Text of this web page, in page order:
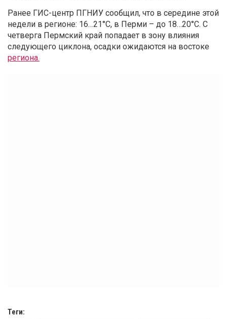
Ранее ГИС-центр ПГНИУ сообщил, что в середине этой
недели в регионе: 16…21°С, в Перми – до 18…20°С. С
четверга Пермский край попадает в зону влияния
следующего циклона, осадки ожидаются на востоке
региона.
Теги: